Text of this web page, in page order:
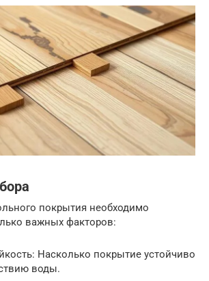
покрытия необходимо
важных факторов:
Насколько покрытие устойчиво
воды.